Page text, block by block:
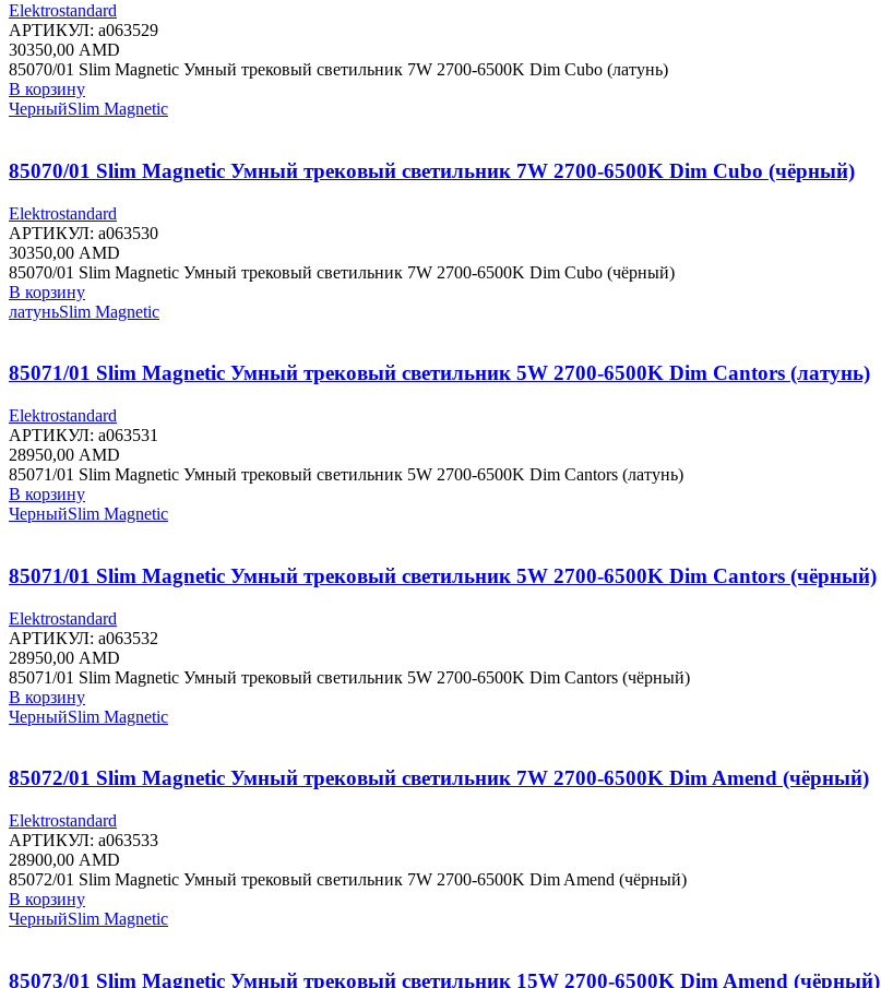
Elektrostandard
АРТИКУЛ: a063529
30350,00 AMD
85070/01 Slim Magnetic Умный трековый светильник 7W 2700-6500K Dim Cubo (латунь)
В корзину
ЧерныйSlim Magnetic
85070/01 Slim Magnetic Умный трековый светильник 7W 2700-6500K Dim Cubo (чёрный)
Elektrostandard
АРТИКУЛ: a063530
30350,00 AMD
85070/01 Slim Magnetic Умный трековый светильник 7W 2700-6500K Dim Cubo (чёрный)
В корзину
латуньSlim Magnetic
85071/01 Slim Magnetic Умный трековый светильник 5W 2700-6500K Dim Cantors (латунь)
Elektrostandard
АРТИКУЛ: a063531
28950,00 AMD
85071/01 Slim Magnetic Умный трековый светильник 5W 2700-6500K Dim Cantors (латунь)
В корзину
ЧерныйSlim Magnetic
85071/01 Slim Magnetic Умный трековый светильник 5W 2700-6500K Dim Cantors (чёрный)
Elektrostandard
АРТИКУЛ: a063532
28950,00 AMD
85071/01 Slim Magnetic Умный трековый светильник 5W 2700-6500K Dim Cantors (чёрный)
В корзину
ЧерныйSlim Magnetic
85072/01 Slim Magnetic Умный трековый светильник 7W 2700-6500K Dim Amend (чёрный)
Elektrostandard
АРТИКУЛ: a063533
28900,00 AMD
85072/01 Slim Magnetic Умный трековый светильник 7W 2700-6500K Dim Amend (чёрный)
В корзину
ЧерныйSlim Magnetic
85073/01 Slim Magnetic Умный трековый светильник 15W 2700-6500K Dim Amend (чёрный)